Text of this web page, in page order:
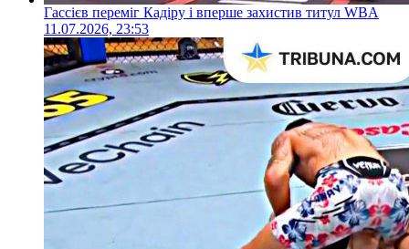
Гассієв переміг Кадіру і вперше захистив титул WBA
11.07.2026, 23:53